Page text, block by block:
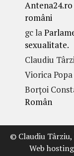
Antena24.ro
români
gcla
sexualitate.
Claudiu
Viorica Popa
Borțoi
Român
© Claudiu Târziu,
Web